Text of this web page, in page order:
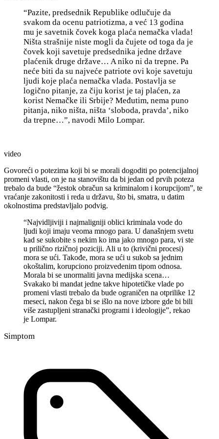
“Pazite, predsednik Republike odlučuje da
svakom da ocenu patriotizma, a već 13 godina
mu je savetnik čovek koga plaća nemačka vlada!
Ništa strašnije niste mogli da čujete od toga da je
čovek koji savetuje predsednika jedne države
plaćenik druge države… A niko ni da trepne. Pa
neće biti da su najveće patriote ovi koje savetuju
ljudi koje plaća nemačka vlada. Postavlja se
logično pitanje, za čiju korist je taj plaćen, za
korist Nemačke ili Srbije? Međutim, nema puno
pitanja, niko ništa, ništa ‘sloboda, pravda’, niko
da trepne…”, navodi Milo Lompar.
video
Govoreći o potezima koji bi se morali dogoditi po potencijalnoj
promeni vlasti, on je na stanovištu da bi jedan od prvih poteza
trebalo da bude “žestok obračun sa kriminalom i korupcijom”, te
vraćanje zakonitosti i reda u državu, što bi, smatra, u datim
okolnostima predstavljalo podvig.
“Najvidljiviji i najmaligniji oblici kriminala vode do
ljudi koji imaju veoma mnogo para. U današnjem svetu
kad se sukobite s nekim ko ima jako mnogo para, vi ste
u prilično rizičnoj poziciji. Ali u to (krivični procesi)
mora se ući. Takođe, mora se ući u sukob sa jednim
okoštalim, korupciono proizvedenim tipom odnosa.
Morala bi se unormaliti javna medijska scena…
Svakako bi mandat jedne takve hipotetičke vlade po
promeni vlasti trebalo da bude ograničen na otprilike 12
meseci, nakon čega bi se išlo na nove izbore gde bi bili
više zastupljeni stranački programi i ideologije”, rekao
je Lompar.
Simptom